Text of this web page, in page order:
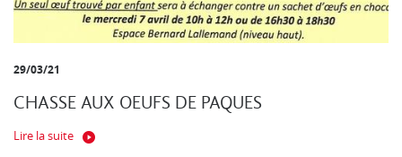
29/03/21
CHASSE AUX OEUFS DE PAQUES
Lire la suite